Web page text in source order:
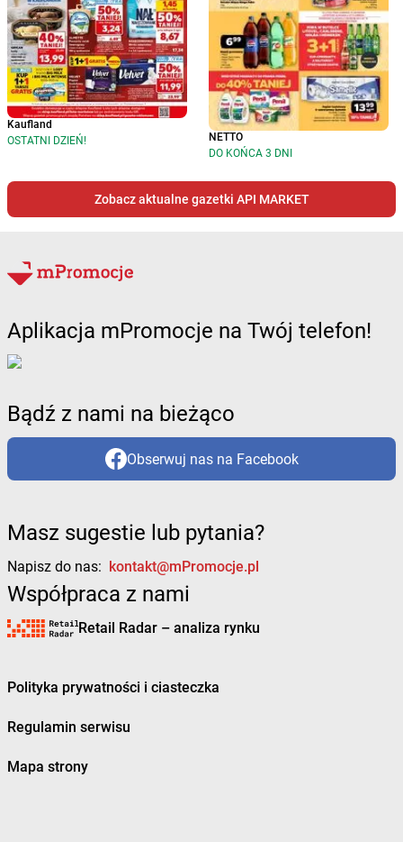
Kaufland
OSTATNI DZIEŃ!
NETTO
DO KOŃCA 3 DNI
Zobacz aktualne gazetki API MARKET
Aplikacja mPromocje na Twój telefon!
Bądź z nami na bieżąco
Obserwuj nas na Facebook
Masz sugestie lub pytania?
Napisz do nas: kontakt@mPromocje.pl
Współpraca z nami
Retail Radar – analiza rynku
Polityka prywatności i ciasteczka
Regulamin serwisu
Mapa strony